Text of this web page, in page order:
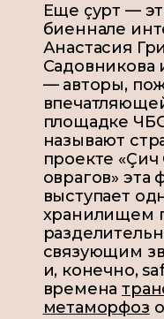
Еще çурт —
биеннале
Анастасия
Садовникова
— авторы,
площадке
называют
проекте
оврагов» эта
выступает
хранилищем
связующим
и, конечно,
времена
метаморфоз